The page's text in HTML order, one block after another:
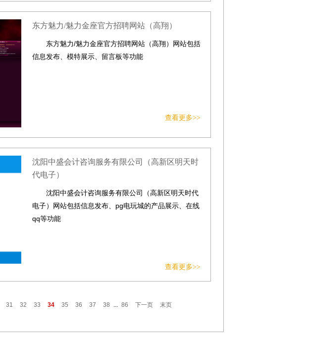
东方魅力/魅力金座官方招聘网站（高翔）
东方魅力/魅力金座官方招聘网站（高翔）网站包括
信息发布、模特展示、留言板等功能
查看更多>>
沈阳中盛会计咨询服务有限公司（高新区明天时
代电子）
沈阳中盛会计咨询服务有限公司（高新区明天时代
电子）网站包括信息发布、pg电玩城的产品展示、在线
qq等功能
查看更多>>
31 32 33 34 35 36 37 38 ... 86 下一页 末页